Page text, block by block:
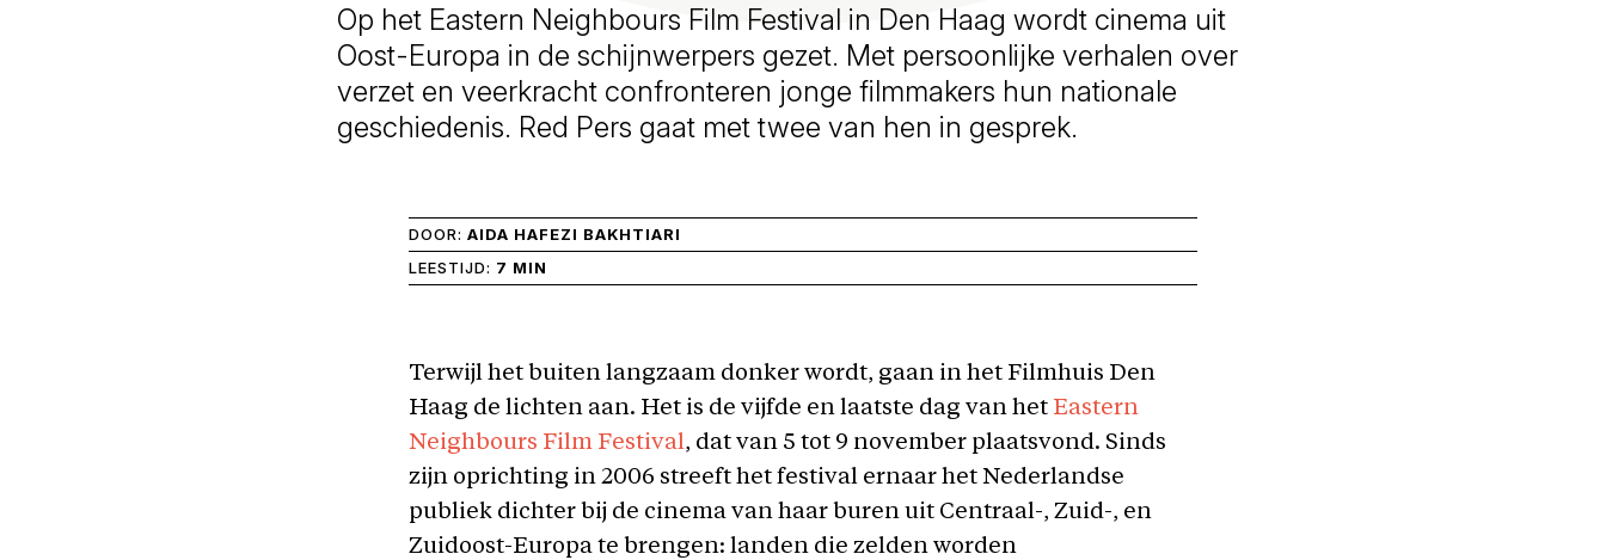
Op het Eastern Neighbours Film Festival in Den Haag wordt cinema uit
Oost-Europa in de schijnwerpers gezet. Met persoonlijke verhalen over
verzet en veerkracht confronteren jonge filmmakers hun nationale
geschiedenis. Red Pers gaat met twee van hen in gesprek.
DOOR: AIDA HAFEZI BAKHTIARI
LEESTIJD: 7 MIN
Terwijl het buiten langzaam donker wordt, gaan in het Filmhuis Den
Haag de lichten aan. Het is de vijfde en laatste dag van het Eastern
Neighbours Film Festival, dat van 5 tot 9 november plaatsvond. Sinds
zijn oprichting in 2006 streeft het festival ernaar het Nederlandse
publiek dichter bij de cinema van haar buren uit Centraal-, Zuid-, en
Zuidoost-Europa te brengen: landen die zelden worden